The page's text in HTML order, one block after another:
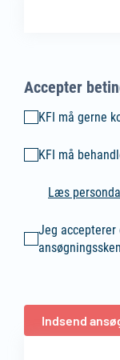
Accepter
KFI må gerne
KFI må gerne
KFI må
KFI må
Læs
Jeg accepterer
Jeg accepterer
Indsend